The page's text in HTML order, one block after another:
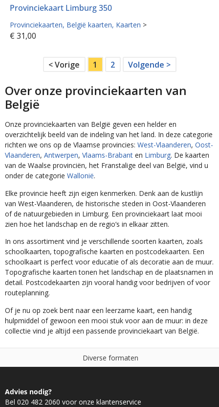
Provinciekaart Limburg 350
Provinciekaarten België kaarten Kaarten >
€ 31,00
< Vorige 1 2 Volgende >
Over onze provinciekaarten van
België
Onze provinciekaarten van België geven een helder en
overzichtelijk beeld van de indeling van het land. In deze categorie
richten we ons op de Vlaamse provincies: West-Vlaanderen, Oost-
Vlaanderen, Antwerpen, Vlaams-Brabant en Limburg. De kaarten
van de Waalse provinciën, het Franstalige deel van België, vind u
onder de categorie Wallonië.
Elke provincie heeft zijn eigen kenmerken. Denk aan de kustlijn
van West-Vlaanderen, de historische steden in Oost-Vlaanderen
of de natuurgebieden in Limburg. Een provinciekaart laat mooi
zien hoe het landschap en de regio’s in elkaar zitten.
In ons assortiment vind je verschillende soorten kaarten, zoals
schoolkaarten, topografische kaarten en postcodekaarten. Een
schoolkaart is perfect voor educatie of als decoratie aan de muur.
Topografische kaarten tonen het landschap en de plaatsnamen in
detail. Postcodekaarten zijn vooral handig voor bedrijven of voor
routeplanning.
Of je nu op zoek bent naar een leerzame kaart, een handig
hulpmiddel of gewoon een mooi stuk voor aan de muur: in deze
collectie vind je altijd een passende provinciekaart van België.
s formaten N
Advies nodig?
Bel 020 482 2060 voor onze klantenservice